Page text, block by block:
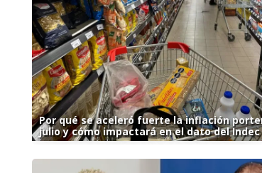
Por qué se aceleró fuerte la inflación
julio y cómo impactará en el dato del Indec